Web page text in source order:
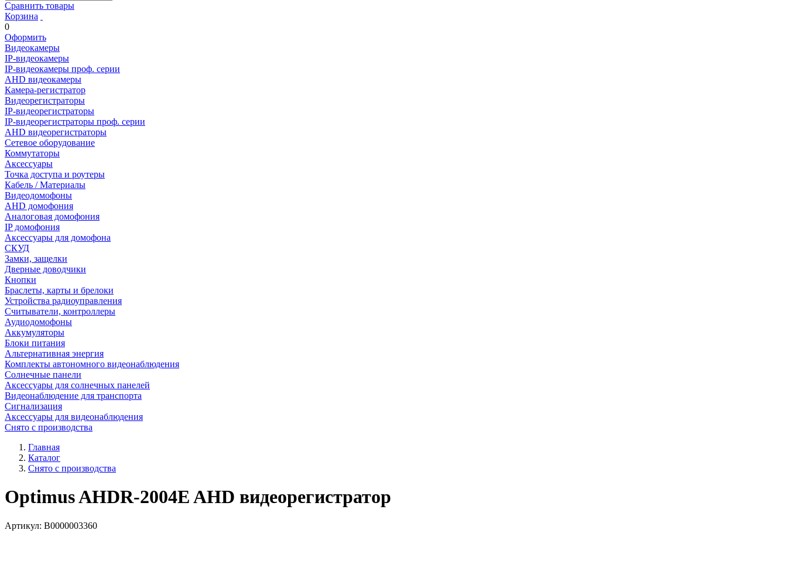
Сравнить товары
Корзина
0
Оформить
Видеокамеры
IP-видеокамеры
IP-видеокамеры проф. серии
AHD видеокамеры
Камера-регистратор
Видеорегистраторы
IP-видеорегистраторы
IP-видеорегистраторы проф. серии
AHD видеорегистраторы
Сетевое оборудование
Коммутаторы
Аксессуары
Точка доступа и роутеры
Кабель / Материалы
Видеодомофоны
AHD домофония
Аналоговая домофония
IP домофония
Аксессуары для домофона
СКУД
Замки, защелки
Дверные доводчики
Кнопки
Браслеты, карты и брелоки
Устройства радиоуправления
Считыватели, контроллеры
Аудиодомофоны
Аккумуляторы
Блоки питания
Альтернативная энергия
Комплекты автономного видеонаблюдения
Солнечные панели
Аксессуары для солнечных панелей
Видеонаблюдение для транспорта
Сигнализация
Аксессуары для видеонаблюдения
Снято с производства
Главная
Каталог
Снято с производства
Optimus AHDR-2004E AHD видеорегистратор
Артикул: В0000003360